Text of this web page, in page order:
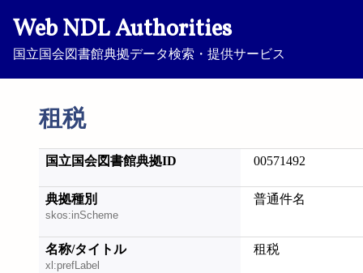
Web NDL Authorities
国立国会図書館典拠データ検索・提供サービス
租税
国立国会図書館典拠ID 00571492
典拠種別
skos:inScheme
普通件名
名称/タイトル
xl:prefLabel
租税